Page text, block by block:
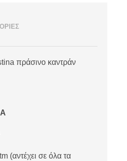
πράσινο καντράν
(αντέχει σε όλα τα